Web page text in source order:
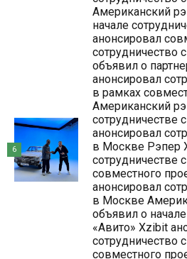
Американский
начале
анонсировал
сотрудничество
объявил о
анонсировал
в рамках
Американский
сотрудничестве
анонсировал
в Москве Рэпер
сотрудничестве
совместного
анонсировал
в Москве
объявил о
«Авито» Xzibit
сотрудничество
совместного
6